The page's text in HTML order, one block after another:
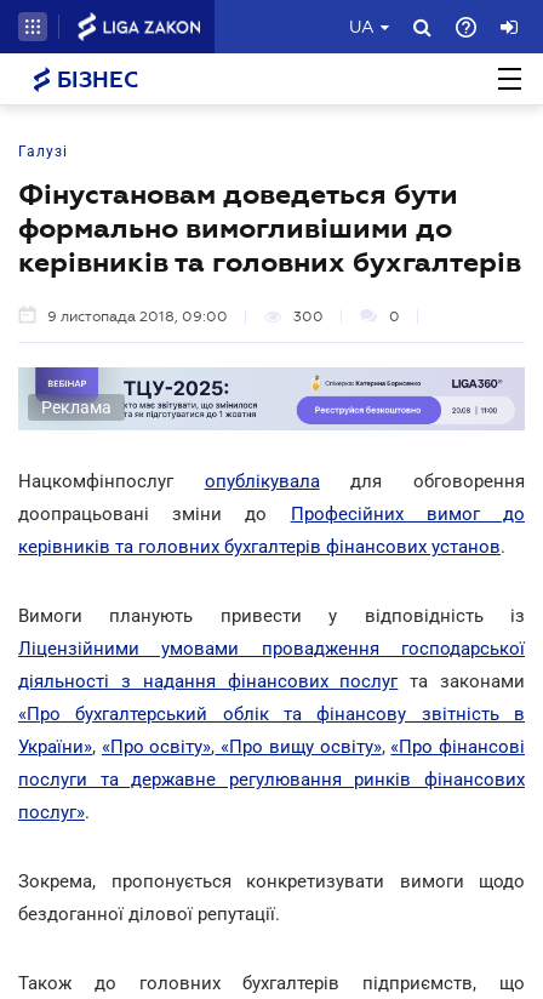
UA
БІЗНЕС
Галузі
Фінустановам доведеться бути
формально вимогливішими до
керівників та головних бухгалтерів
9 листопада 2018, 09:00 300 0
Реклама
Нацкомфінпослуг опублікуваладля обговорення
доопрацьовані зміни до Професійних вимог до
керівників та головних бухгалтерів фінансових установ.
Вимоги планують привести у відповідність із
Ліцензійними умовами провадження господарської
діяльності з надання фінансових послугта законами
«Про бухгалтерський облік та фінансову звітність в
України», «Про освіту», «Про вищу освіту», «Про фінансові
послуги та державне регулювання ринків фінансових
послуг».
Зокрема, пропонується конкретизувати вимоги щодо
бездоганної ділової репутації.
Також до головних бухгалтерів підприємств, що